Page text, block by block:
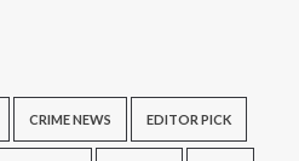
CRIME NEWS EDITOR PICK